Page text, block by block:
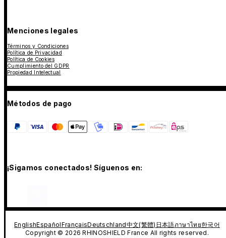
Menciones legales
Términos y Condiciones
Política de Privacidad
Política de Cookies
Cumplimiento del GDPR
Propiedad Intelectual
Métodos de pago
¡Sigamos conectados! Síguenos en:
EnglishEspañolFrançaisDeutschland中文(繁體) 日本語ภาษาไทย한국어
Copyright © 2026 RHINOSHIELD France All rights reserved.